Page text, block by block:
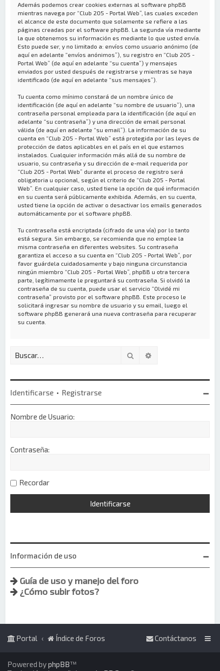
Además podemos crear cookies externas al software phpBB
mientras navega por “Club 205 - Portal Web”, las cuales exceden
el alcance de este documento que solamente se refiere a las
páginas creadas por el software phpBB. La segunda vía mediante
la que obtenemos su información es mediante lo que usted envía.
Esto puede ser, y no limitado a: envíos como usuario anónimo (de
aquí en adelante “envíos anónimos”), su registro en “Club 205 -
Portal Web” (de aquí en adelante “su cuenta”) y mensajes
enviados por usted después de registrarse y mientras se haya
identificado (de aquí en adelante “sus mensajes”).
Tu cuenta como mínimo constará de un nombre único de
identificación (de aquí en adelante “su nombre de usuario”), una
contraseña personal empleada para la identificación (de aquí en
adelante “su contraseña”) y una dirección de email personal
válida (de aquí en adelante “su email”). La información de su
cuenta en “Club 205 - Portal Web” está protegida por las leyes de
protección de datos aplicables en el país en el que estamos
instalados. Cualquier información más allá de su nombre de
usuario, su contraseña y su dirección de e-mail requerida por
“Club 205 - Portal Web” durante el proceso de registro será
obligatoria u opcional, según el criterio de “Club 205 - Portal
Web”. En cualquier caso, usted tiene la opción de qué información
en su cuenta será públicamente exhibida. Además, en su cuenta,
usted tiene la opción de activar o desactivar los emails generados
automáticamente por el software phpBB.
Tu contraseña está encriptada (cifrado de una vía) por lo tanto
está segura. Sin embargo, se recomienda que no emplee la
misma contraseña en diferentes websites. Su contraseña
garantiza el acceso a su cuenta en “Club 205 - Portal Web”, por
favor guárdela cuidadosamente y bajo ninguna circunstancia
ningún miembro “Club 205 - Portal Web”, phpBB u otra tercera
parte, legítimamente le preguntará su contraseña. Si olvidó la
contraseña de su cuenta, puede usar el servicio “Olvidé mi
contraseña” provisto por el software phpBB. Este proceso le
solicitará ingresar su nombre de usuario y su email, luego el
software phpBB generará una nueva contraseña para recuperar
su cuenta.
Buscar
Identificarse • Registrarse
Nombre de Usuario:
Contraseña:
Recordar
Información de uso
Guía de uso y manejo del foro
¿Cómo subir fotos?
Portal Índice de Foros Contáctanos
Powered byphpBB™